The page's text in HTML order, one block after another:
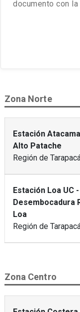
documento con
Zona Norte
Estación
Alto Patache
Región de
Estación Loa UC -
Desembocadura
Loa
Región de
Zona Centro